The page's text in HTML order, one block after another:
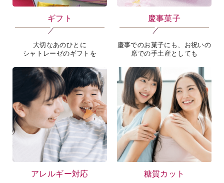
ギフト
大切なあのひとに
シャトレーゼのギフトを
慶事菓子
慶事でのお菓子にも、お祝いの
席での手土産としても
アレルギー対応 糖質カット